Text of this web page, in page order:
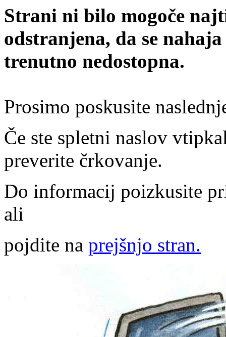
Strani ni bilo mogoče
odstranjena, da se
trenutno nedostopna.
Prosimo poskusite
Če ste spletni naslov
preverite črkovanje.
Do informacij poizkusite
ali
pojdite na prejšnjo stran.